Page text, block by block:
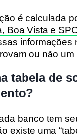
é calculada
Boa Vista e
informações
ou não um
tabela de
banco tem
existe uma